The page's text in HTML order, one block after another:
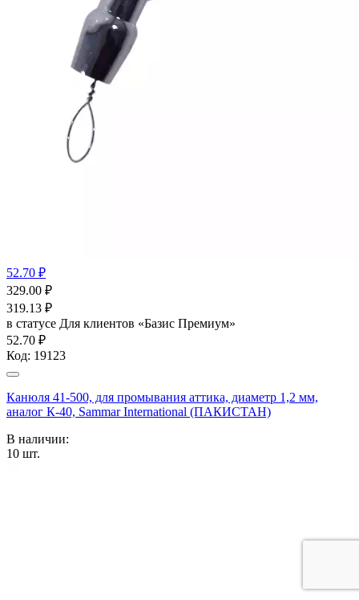
52.70 ₽
329.00 ₽
319.13 ₽
в статусе Для клиентов «Базис Премиум»
52.70 ₽
Код: 19123
Канюля 41-500, для промывания аттика, диаметр 1,2 мм,
аналог К-40, Sammar International (ПАКИСТАН)
В наличии:
10 шт.